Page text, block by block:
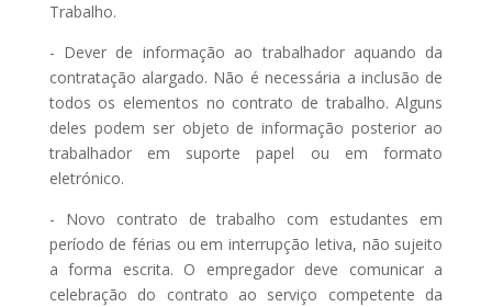
Trabalho.
- Dever de informação ao trabalhador aquando da
contratação alargado. Não é necessária a inclusão de
todos os elementos no contrato de trabalho. Alguns
deles podem ser objeto de informação posterior ao
trabalhador em suporte papel ou em formato
eletrónico.
- Novo contrato de trabalho com estudantes em
período de férias ou em interrupção letiva, não sujeito
a forma escrita. O empregador deve comunicar a
celebração do contrato ao serviço competente da